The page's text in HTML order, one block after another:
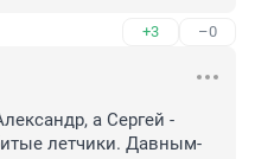
+3 –0
а Сергей -
летчики. Давным-